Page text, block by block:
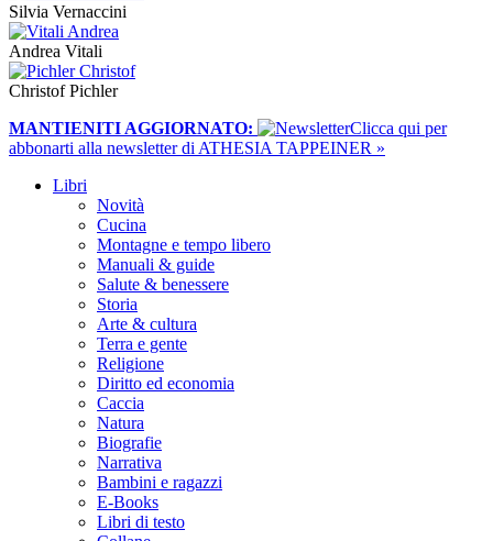
Silvia Vernaccini
Andrea Vitali
Christof Pichler
MANTIENITI AGGIORNATO:
​Clicca qui per
abbonarti alla newsletter di ATHESIA TAPPEINER »
Libri
Novità
Cucina
Montagne e tempo libero
Manuali & guide
Salute & benessere
Storia
Arte & cultura
Terra e gente
Religione
Diritto ed economia
Caccia
Natura
Biografie
Narrativa
Bambini e ragazzi
E-Books
Libri di testo